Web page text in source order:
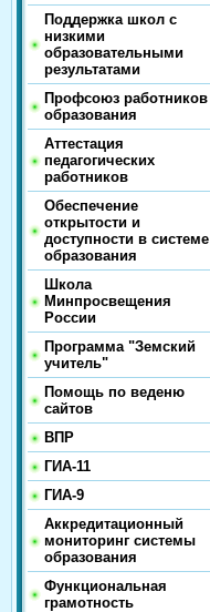
Поддержка школ с
низкими
образовательными
результатами
Профсоюз работников
образования
Аттестация
педагогических
работников
Обеспечение
открытости и
доступности в системе
образования
Школа
Минпросвещения
России
Программа "Земский
учитель"
Помощь по веденю
сайтов
ВПР
ГИА-11
ГИА-9
Аккредитационный
мониторинг системы
образования
Функциональная
грамотность